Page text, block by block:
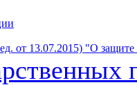
от 13.07.2015) "О защите